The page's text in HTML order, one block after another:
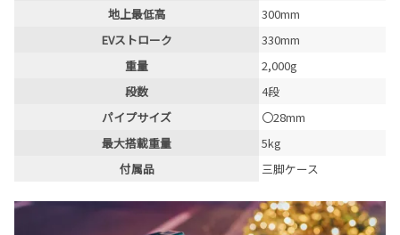
地上最低高
300mm
EVストローク
330mm
重量
2,000g
段数
4段
パイプサイズ
〇28mm
最大搭載重量
5kg
付属品
三脚ケース